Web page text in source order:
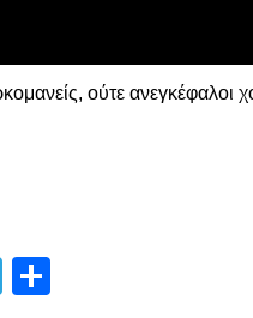
ούτε ανεγκέφαλοι
Telegram